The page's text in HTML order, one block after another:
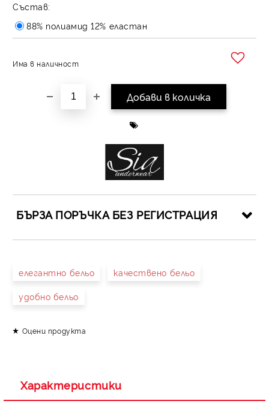
Състав:
88% полиамид 12% еластан
Има в наличност
БЪРЗА ПОРЪЧКА БЕЗ РЕГИСТРАЦИЯ
елегантно бельо качествено бельо
удобно бельо
Оцени продукта
Характеристики